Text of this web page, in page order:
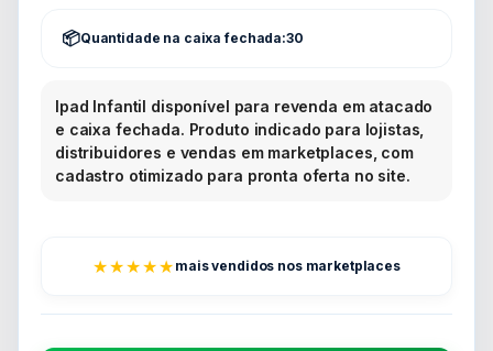
Quantidade na caixa fechada:30
Ipad Infantil disponível para revenda em atacado
e caixa fechada. Produto indicado para lojistas,
distribuidores e vendas em marketplaces, com
cadastro otimizado para pronta oferta no site.
★★★★★ mais vendidos nos marketplaces